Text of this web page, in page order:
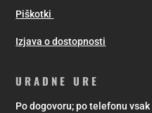
Piškotki
Izjava o dostopnosti
URADNE URE
Po dogovoru; po telefonu